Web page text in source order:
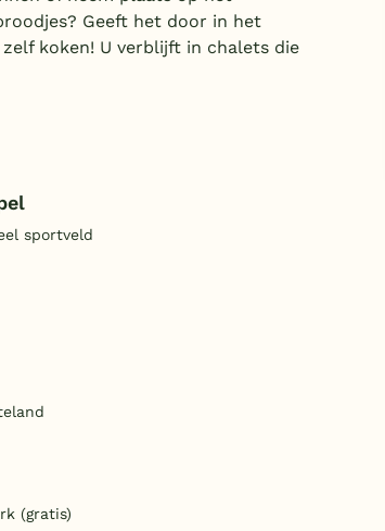
Geeft het door in het
koken! U verblijft in chalets die
sportveld
(gratis)